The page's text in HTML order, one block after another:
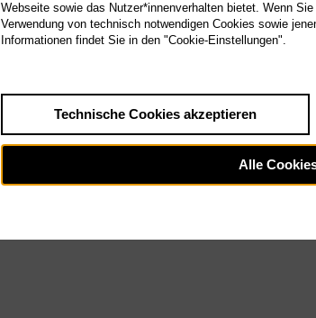
Do 27.5.27
Webseite sowie das Nutzer*innenverhalten bietet. Wenn
Verwendung von technisch notwendigen Cookies sowie
Informationen findet Sie in den "Cookie-Einstellungen".
Technische Cookies akzeptieren
Alle